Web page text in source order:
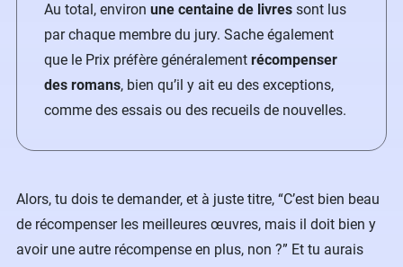
Au total, environ une centaine de livres sont lus
par chaque membre du jury. Sache également
que le Prix préfère généralement récompenser
des romans, bien qu’il y ait eu des exceptions,
comme des essais ou des recueils de nouvelles.
Alors, tu dois te demander, et à juste titre, “C’est bien beau
de récompenser les meilleures œuvres, mais il doit bien y
avoir une autre récompense en plus, non ?” Et tu aurais